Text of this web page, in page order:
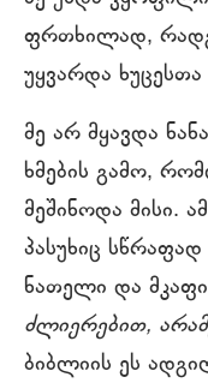
ფრთხილად,
უყვარდა
მე არ მყავდა
ხმების გამო,
მეშინოდა მისი.
პასუხიც
ნათელი და
ძლიერებით,
ბიბლიის ეს